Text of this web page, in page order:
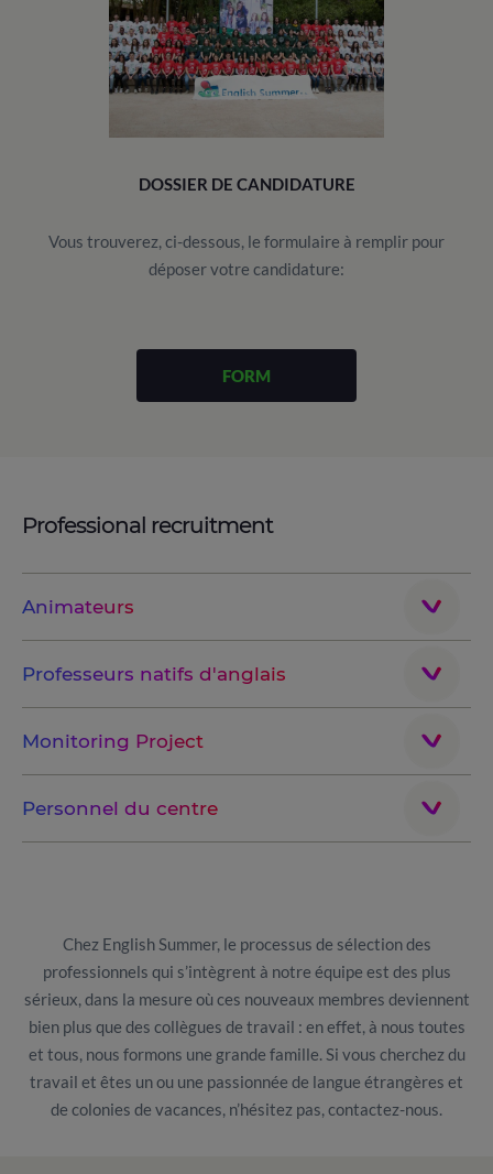
DOSSIER DE CANDIDATURE
Vous trouverez, ci-dessous, le formulaire à remplir pour
déposer votre candidature:
FORM
Professional recruitment
Animateurs
Professeurs natifs d'anglais
Monitoring Project
Personnel du centre
Chez English Summer, le processus de sélection des
professionnels qui s’intègrent à notre équipe est des plus
sérieux, dans la mesure où ces nouveaux membres deviennent
bien plus que des collègues de travail : en effet, à nous toutes
et tous, nous formons une grande famille. Si vous cherchez du
travail et êtes un ou une passionnée de langue étrangères et
de colonies de vacances, n’hésitez pas, contactez-nous.